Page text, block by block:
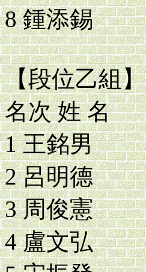
8 鍾添錫
【段位乙組】
名次 姓 名
1 王銘男
2 呂明德
3 周俊憲
4 盧文弘